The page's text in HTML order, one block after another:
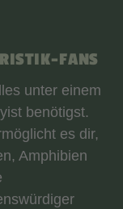
FANS
unter einem
benötigst.
es dir,
Amphibien